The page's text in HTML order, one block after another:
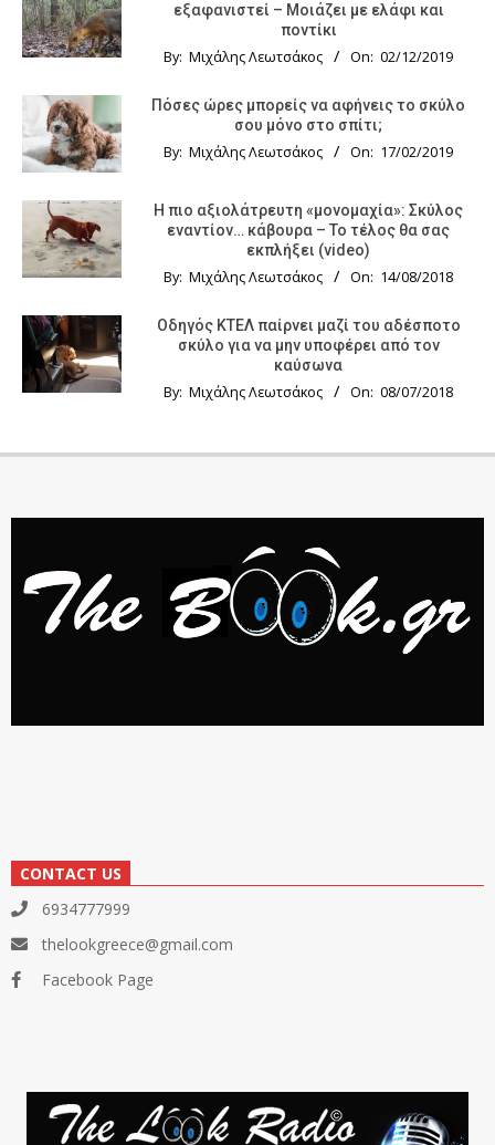
εξαφανιστεί – Μοιάζει με ελάφι και
ποντίκι
By: Μιχάλης Λεωτσάκος On: 02/12/2019
Πόσες ώρες μπορείς να αφήνεις το σκύλο
σου μόνο στο σπίτι;
By: Μιχάλης Λεωτσάκος On: 17/02/2019
Η πιο αξιολάτρευτη «μονομαχία»: Σκύλος
εναντίον… κάβουρα – Το τέλος θα σας
εκπλήξει (video)
By: Μιχάλης Λεωτσάκος On: 14/08/2018
Οδηγός KTΕΛ παίρνει μαζί του αδέσποτο
σκύλο για να μην υποφέρει από τον
καύσωνα
By: Μιχάλης Λεωτσάκος On: 08/07/2018
CONTACT US
6934777999
thelookgreece@gmail.com
Facebook Page